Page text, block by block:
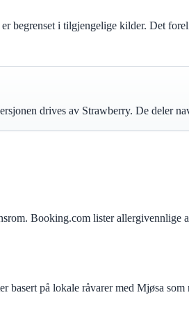
begrenset i tilgjengelige kilder. Det
drives av Strawberry. De deler
Booking.com lister
basert på lokale råvarer med Mjøsa